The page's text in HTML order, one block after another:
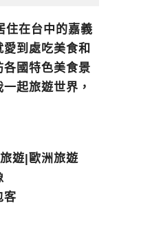
住在台中的嘉義
到處吃美食和
國特色美食景
起旅遊世界，
遊|歐洲旅遊
客